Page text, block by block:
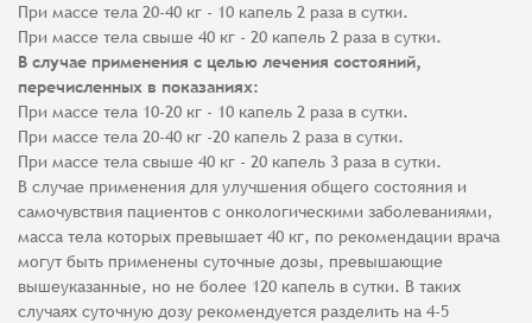
При массе тела 20-40 кг - 10 капель 2 раза в сутки.
При массе тела свыше 40 кг - 20 капель 2 раза в сутки.
В случае применения с целью лечения состояний,
перечисленных в показаниях:
При массе тела 10-20 кг - 10 капель 2 раза в сутки.
При массе тела 20-40 кг -20 капель 2 раза в сутки.
При массе тела свыше 40 кг - 20 капель 3 раза в сутки.
В случае применения для улучшения общего состояния и
самочувствия пациентов с онкологическими заболеваниями,
масса тела которых превышает 40 кг, по рекомендации врача
могут быть применены суточные дозы, превышающие
вышеуказанные, но не более 120 капель в сутки. В таких
случаях суточную дозу рекомендуется разделить на 4-5